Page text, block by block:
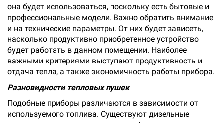
она будет использоваться, поскольку есть бытовые и
профессиональные модели. Важно обратить внимание
и на технические параметры. От них будет зависеть,
насколько продуктивно приобретенное устройство
будет работать в данном помещении. Наиболее
важными критериями выступают продуктивность и
отдача тепла, а также экономичность работы прибора.
Разновидности тепловых пушек
Подобные приборы различаются в зависимости от
используемого топлива. Существуют дизельные